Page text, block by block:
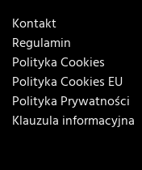
Kontakt
Regulamin
Polityka Cookies
Polityka Cookies EU
Polityka Prywatności
Klauzula informacyjna